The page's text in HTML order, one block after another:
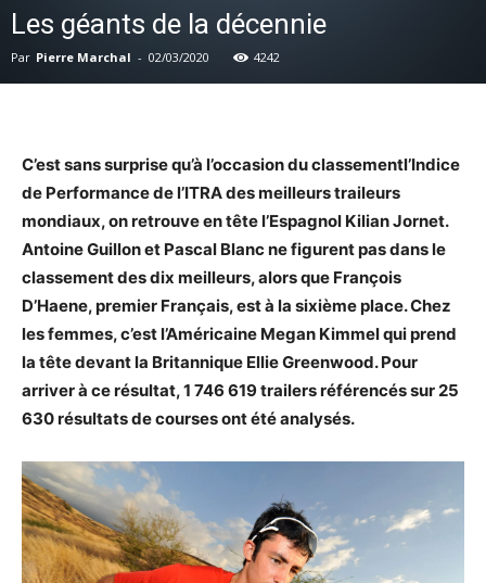
Les géants de la décennie
Par Pierre Marchal - 02/03/2020 4242
C’est sans surprise qu’à l’occasion du classementl’Indice
de Performance de l’ITRA des meilleurs traileurs
mondiaux, on retrouve en tête l’Espagnol Kilian Jornet.
Antoine Guillon et Pascal Blanc ne figurent pas dans le
classement des dix meilleurs, alors que François
D’Haene, premier Français, est à la sixième place. Chez
les femmes, c’est l’Américaine Megan Kimmel qui prend
la tête devant la Britannique Ellie Greenwood. Pour
arriver à ce résultat, 1 746 619 trailers référencés sur 25
630 résultats de courses ont été analysés.